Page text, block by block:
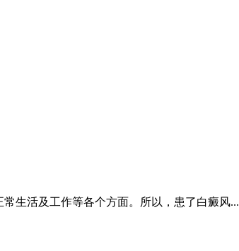
生活及工作等各个方面。所以，患了白癜风...